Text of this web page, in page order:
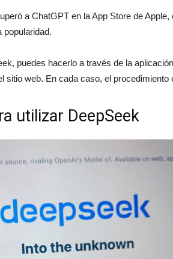
a ChatGPT en la App Store de
popularidad.
puedes hacerlo a través de la
sitio web. En cada caso, el procedimiento
utilizar DeepSeek